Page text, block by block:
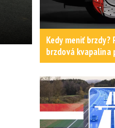
Kedy meniť brzdy?
brzdová kvapalina